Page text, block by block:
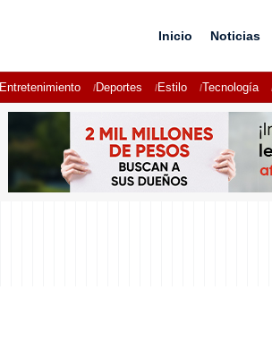
Inicio Noticias
Entretenimiento Deportes Estilo Tecnología